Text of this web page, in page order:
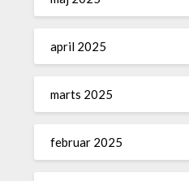
april 2025
marts 2025
februar 2025